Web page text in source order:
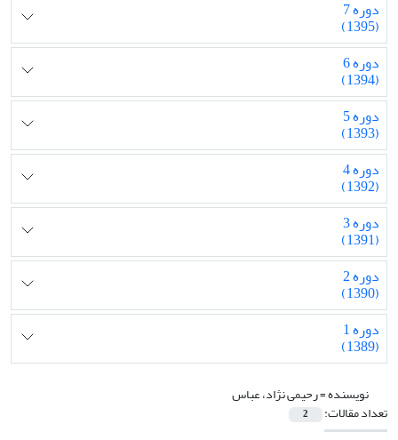
دوره 7
(1395)
دوره 6
(1394)
دوره 5
(1393)
دوره 4
(1392)
دوره 3
(1391)
دوره 2
(1390)
دوره 1
(1389)
نویسنده =رحیمی نژاد، عباس
تعداد مقالات: 2